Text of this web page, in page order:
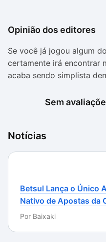
Opinião dos editores
Se você já jogou algum
certamente irá encontrar
acaba sendo simplista
estaticamente, tudo é
Pokémon Simulator pode
primeiros jogos da série
com problemas: não é
durante as batalhas,
novas habilidades.
Sem
Notícias
Betsul Lança o Único
Nativo de Apostas da
Por Baixaki